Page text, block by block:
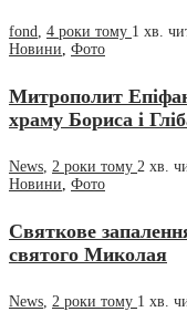
fond, 4 роки тому 1 хв.
Новини, Фото
Митрополит
храму Бориса і
News 2 роки тому 2 хв.
Новини Фото
Святкове
святого Миколая
News 2 роки тому 1 хв.